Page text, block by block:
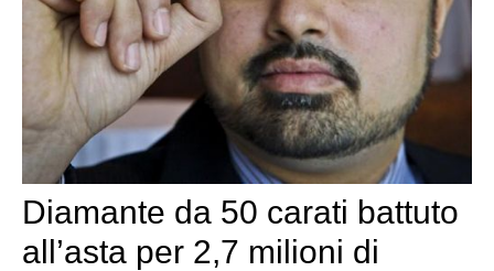
Diamante da 50 carati battuto
all’asta per 2,7 milioni di